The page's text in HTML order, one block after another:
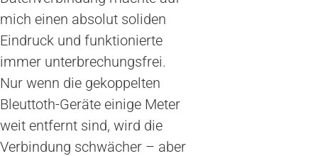
mich einen absolut soliden
Eindruck und funktionierte
immer unterbrechungsfrei.
Nur wenn die gekoppelten
Bleuttoth-Geräte einige Meter
weit entfernt sind, wird die
Verbindung schwächer – aber